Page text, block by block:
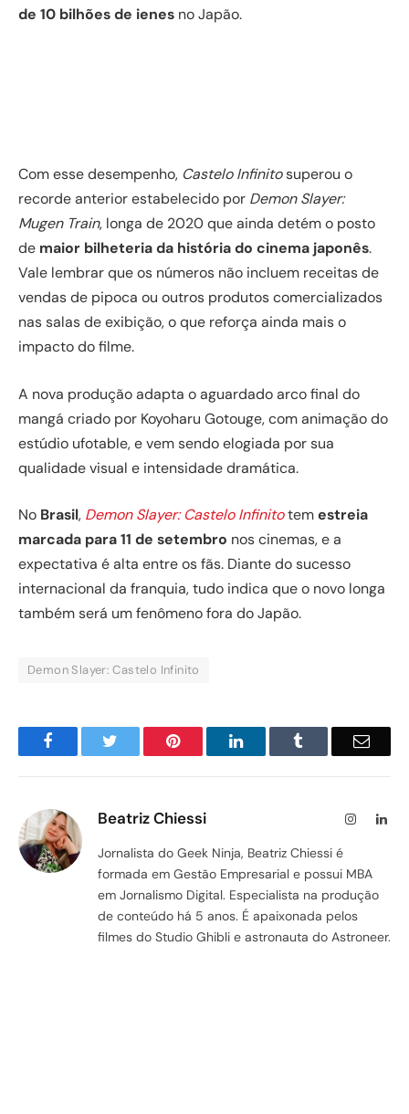
de 10 bilhões de ienes no Japão.
Com esse desempenho, Castelo Infinitosuperou o
recorde anterior estabelecido por Demon Slayer:
Mugen Train, longa de 2020 que ainda detém o posto
de maior bilheteria da história do cinema japonês.
Vale lembrar que os números não incluem receitas de
vendas de pipoca ou outros produtos comercializados
nas salas de exibição, o que reforça ainda mais o
impacto do filme.
A nova produção adapta o aguardado arco final do
mangá criado por Koyoharu Gotouge, com animação do
estúdio ufotable, e vem sendo elogiada por sua
qualidade visual e intensidade dramática.
No Brasil, Demon Slayer: Castelo Infinitotemestreia
marcada para 11 de setembro nos cinemas, e a
expectativa é alta entre os fãs. Diante do sucesso
internacional da franquia, tudo indica que o novo longa
também será um fenômeno fora do Japão.
Demon Slayer: Castelo Infinito
Facebook Pinterest LinkedIn Email
Beatriz Chiessi Instagram
Jornalista do Geek Ninja, Beatriz Chiessi é
formada em Gestão Empresarial e possui MBA
em Jornalismo Digital. Especialista na produção
de conteúdo há 5 anos. É apaixonada pelos
filmes do Studio Ghibli e astronauta do Astroneer.